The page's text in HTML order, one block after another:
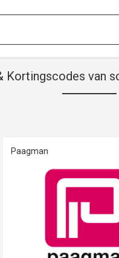
Kortingscodes van
Paagman